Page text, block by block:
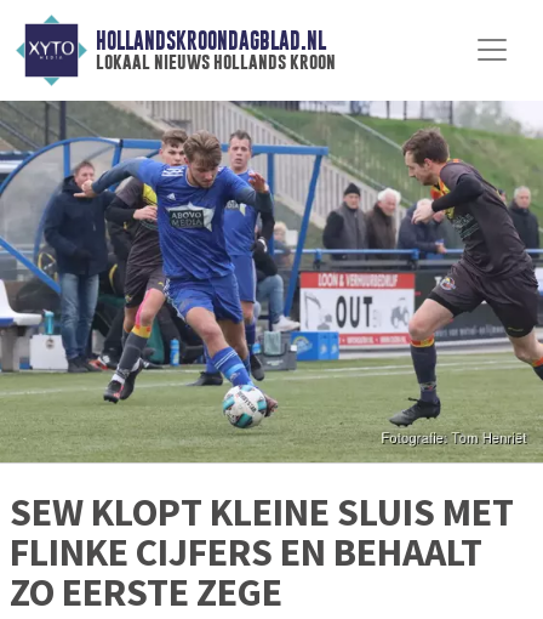
HOLLANDSKROONDAGBLAD.NL
lokaal nieuws hollands kroon
SEW KLOPT KLEINE SLUIS MET
FLINKE CIJFERS EN BEHAALT
ZO EERSTE ZEGE